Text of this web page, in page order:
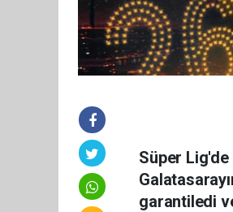
Süper
garantiledi